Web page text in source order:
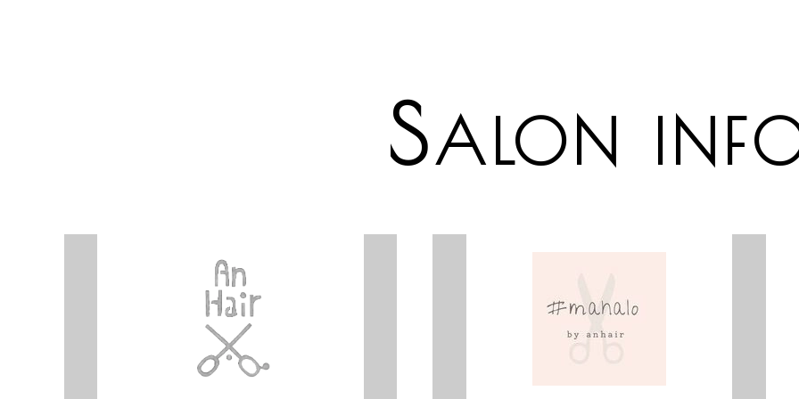
SALON